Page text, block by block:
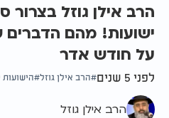
הרב אילן גוזל בצרור
ישועות! מהם
על חודש אדר
לפני 5 שנים הרב אילן גוזל הישועות
הרב אילן גוזל